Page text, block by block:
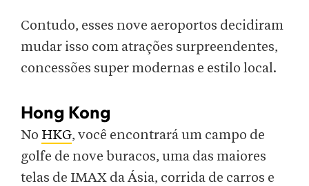
Contudo, esses nove aeroportos decidiram
mudar isso com atrações surpreendentes,
concessões super modernas e estilo local.
Hong Kong
No HKG, você encontrará um campo de
golfe de nove buracos, uma das maiores
telas de IMAX da Ásia, corrida de carros e